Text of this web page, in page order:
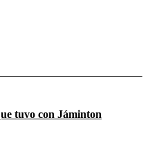
tuvo con Jáminton